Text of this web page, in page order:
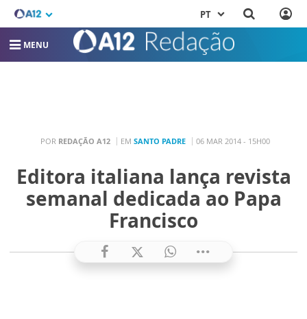
PT
MENU
POR REDAÇÃO A12 EM SANTO PADRE 06 MAR 2014 - 15H00
Editora italiana lança revista
semanal dedicada ao Papa
Francisco